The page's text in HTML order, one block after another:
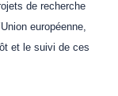
de recherche
européenne,
et le suivi de ces